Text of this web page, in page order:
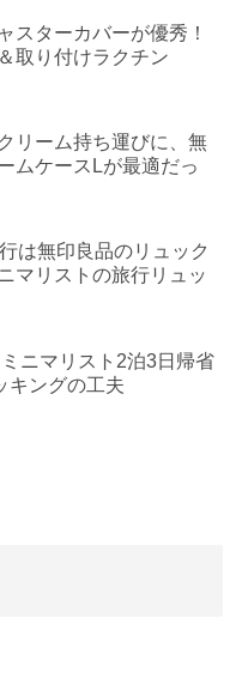
スターカバーが優秀！
取り付けラクチン
リーム持ち運びに、無
ムケースLが最適だっ
は無印良品のリュック
マリストの旅行リュッ
ミニマリスト2泊3日帰省
キングの工夫